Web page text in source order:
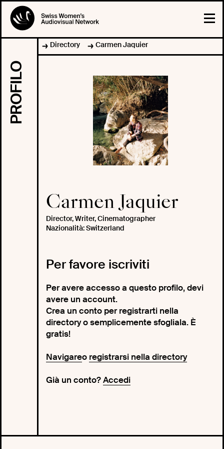
Directory Carmen Jaquier
PROFILO
Carmen Jaquier
Director, Writer, Cinematographer
Nazionalità: Switzerland
Per favore iscriviti
Per avere accesso a questo profilo, devi
avere un account.
Crea un conto per registrarti nella
directory o semplicemente sfogliala. È
gratis!
Navigareo registrarsi nella directory
Già un conto?Accedi